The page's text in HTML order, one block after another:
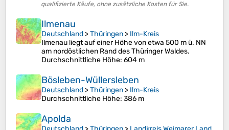
qualifizierte Käufe, ohne zusätzliche Kosten für Sie.
Ilmenau
Deutschland >Thüringen > Ilm-Kreis
Ilmenau liegt auf einer Höhe von etwa 500 m ü. NN
am nordöstlichen Rand des Thüringer Waldes.
Durchschnittliche Höhe: 604 m
Bösleben-Wüllersleben
Deutschland >Thüringen > Ilm-Kreis
Durchschnittliche Höhe: 386 m
Apolda